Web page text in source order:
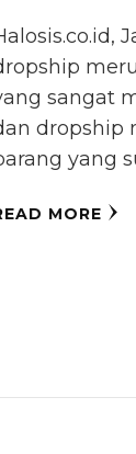
sangat
dropship
yang
MORE